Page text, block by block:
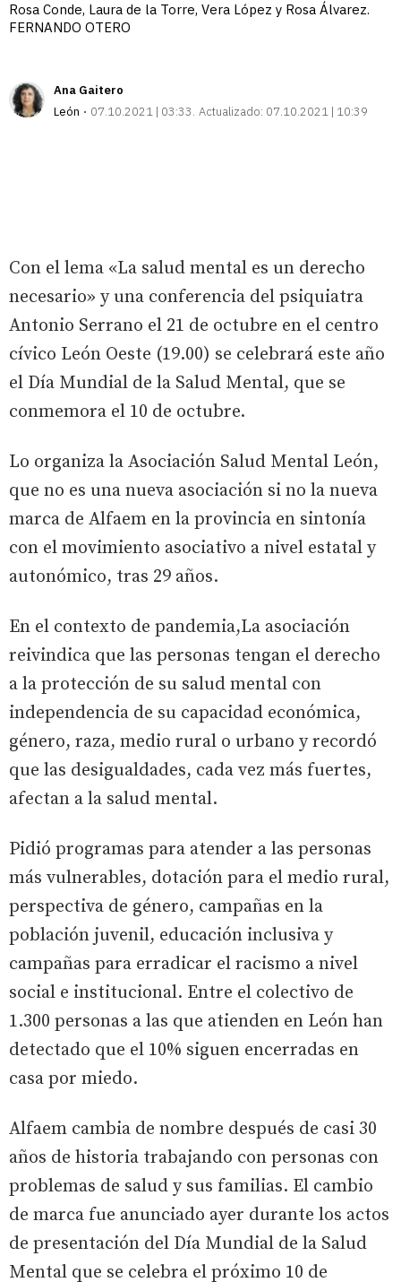
Rosa Conde, Laura de la Torre, Vera López y Rosa Álvarez.
FERNANDO OTERO
Ana Gaitero
León
07.10.2021 | 03:33 Actualizado: 07.10.2021 | 10:39
Con el lema «La salud mental es un derecho
necesario» y una conferencia del psiquiatra
Antonio Serrano el 21 de octubre en el centro
cívico León Oeste (19.00) se celebrará este año
el Día Mundial de la Salud Mental, que se
conmemora el 10 de octubre.
Lo organiza la Asociación Salud Mental León,
que no es una nueva asociación si no la nueva
marca de Alfaem en la provincia en sintonía
con el movimiento asociativo a nivel estatal y
autonómico, tras 29 años.
En el contexto de pandemia,La asociación
reivindica que las personas tengan el derecho
a la protección de su salud mental con
independencia de su capacidad económica,
género, raza, medio rural o urbano y recordó
que las desigualdades, cada vez más fuertes,
afectan a la salud mental.
Pidió programas para atender a las personas
más vulnerables, dotación para el medio rural,
perspectiva de género, campañas en la
población juvenil, educación inclusiva y
campañas para erradicar el racismo a nivel
social e institucional. Entre el colectivo de
1.300 personas a las que atienden en León han
detectado que el 10% siguen encerradas en
casa por miedo.
Alfaem cambia de nombre después de casi 30
años de historia trabajando con personas con
problemas de salud y sus familias. El cambio
de marca fue anunciado ayer durante los actos
de presentación del Día Mundial de la Salud
Mental que se celebra el próximo 10 de